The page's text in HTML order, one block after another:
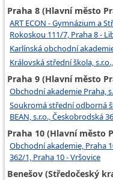
Praha 8 (Hlavní město
ART ECON - Gymnázium a
Rokoskou 111/7, Praha 8 -
Karlínská obchodní
Královská střední škola,
Praha 9 (Hlavní město
Obchodní akademie Praha,
Soukromá střední odborná
BEAN, s.r.o., Českobrodská
Praha 10 (Hlavní město
Obchodní akademie, Praha
362/1, Praha 10 - Vršovice
Benešov (Středočeský